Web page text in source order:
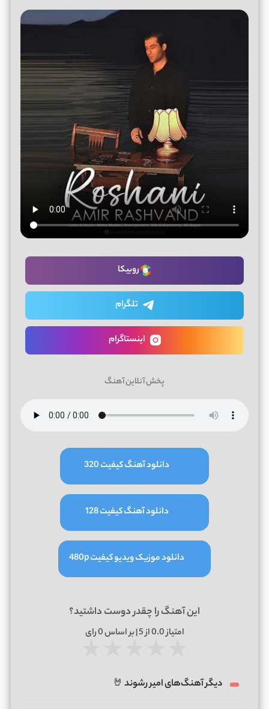
روبیکا
تلگرام
اینستاگرام
پخش آنلاین آهنگ
دانلود آهنگ کیفیت 320
دانلود آهنگ کیفیت 128
دانلود موزیک ویدیو کیفیت 480p
این آهنگ را چقدر دوست داشتید؟
امتیاز0.0از 5 | بر اساس 0رای
دیگر آهنگ‌های امیر رشوند 🤘